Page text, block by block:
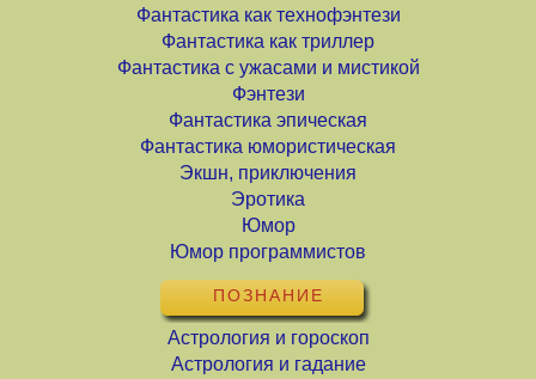
Фантастика как технофэнтези
Фантастика как триллер
Фантастика с ужасами и мистикой
Фэнтези
Фантастика эпическая
Фантастика юмористическая
Экшн, приключения
Эротика
Юмор
Юмор программистов
ПОЗНАНИЕ
Астрология и гороскоп
Астрология и гадание